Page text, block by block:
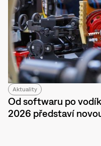
Aktuality
Od softwaru po
2026 představí